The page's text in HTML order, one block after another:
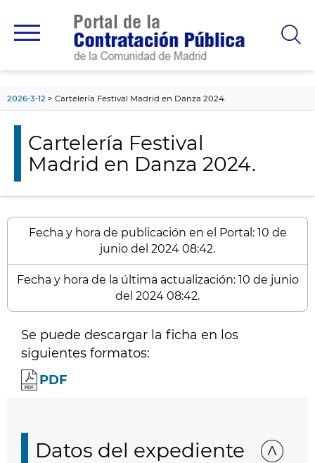
principal
2026-3-12 Cartelería Festival Madrid en Danza 2024.
Cartelería Festival
Madrid en Danza 2024.
Fecha y hora de publicación en el Portal: 10 de
junio del 2024 08:42.
Fecha y hora de la última actualización: 10 de junio
del 2024 08:42.
Se puede descargar la ficha en los
siguientes formatos:
PDF
Datos del expediente